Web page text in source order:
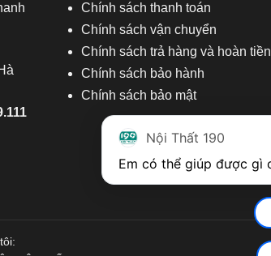
Chính sách thanh toán
Chính sách vận chuyển
Chính sách trả hàng và hoàn tiền
Chính sách bảo hành
Chính sách bảo mật
Nội Thất 190